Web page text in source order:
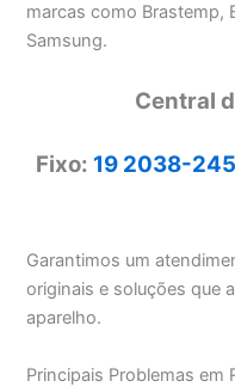
marcas como Brastemp,
Samsung.
Central
Fixo: 19 2038-
Garantimos um
originais e soluções que
aparelho.
Principais Problemas em